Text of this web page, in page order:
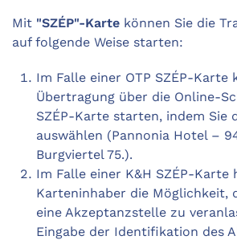
Mit "SZÉP"-Karte können Sie die
auf folgende Weise starten:
Im Falle einer OTP SZÉP-Karte
Übertragung über die Online-
SZÉP-Karte starten, indem Sie
auswählen (Pannonia Hotel –
Burgviertel 75.).
Im Falle einer K&H SZÉP-Karte
Karteninhaber die Möglichkeit,
eine Akzeptanzstelle zu
Eingabe der Identifikation des